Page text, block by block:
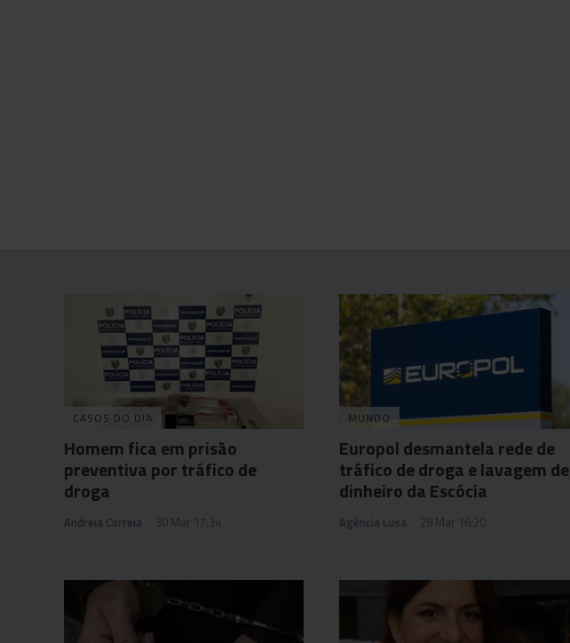
CASOS DO DIA
Homem fica em prisão
preventiva por tráfico de
droga
Andreia Correia 30 Mar 17:34
MUNDO
Europol desmantela rede de
tráfico de droga e lavagem de
dinheiro da Escócia
Agência Lusa 28 Mar 16:20